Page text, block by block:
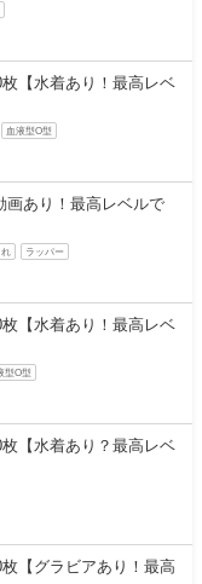
【水着あり！最高レベ
血液型O型
画あり！最高レベルで
ラッパー
【水着あり！最高レベ
型O型
【水着あり？最高レベ
【グラビアあり！最高